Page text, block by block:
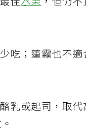
佳水果 ，但仍
吃；蓮霧也不
乳或起司，取